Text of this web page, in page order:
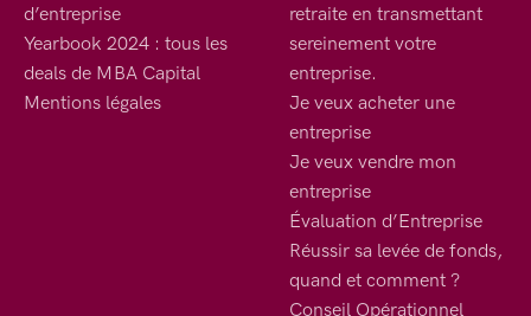
d’entreprise
Yearbook 2024 : tous les
deals de MBA Capital
Mentions légales
retraite en transmettant
sereinement votre
entreprise.
Je veux acheter une
entreprise
Je veux vendre mon
entreprise
Évaluation d’Entreprise
Réussir sa levée de fonds,
quand et comment ?
Conseil Opérationnel